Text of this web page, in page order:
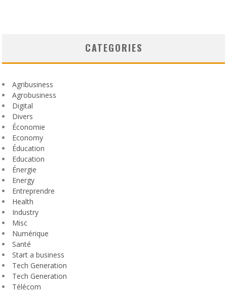
CATEGORIES
Agribusiness
Agrobusiness
Digital
Divers
Économie
Economy
Éducation
Education
Énergie
Energy
Entreprendre
Health
Industry
Misc
Numérique
Santé
Start a business
Tech Generation
Tech Generation
Télécom